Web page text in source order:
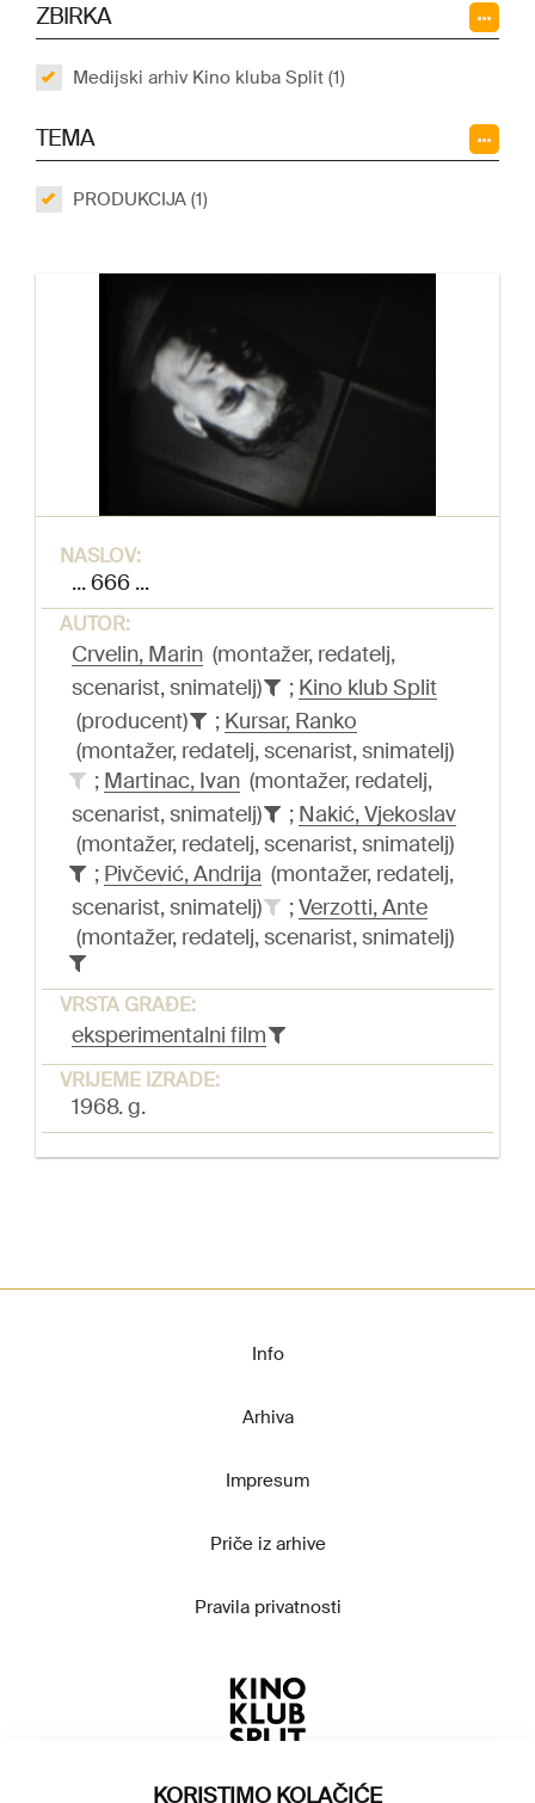
ZBIRKA
Medijski arhiv Kino kluba Split (1)
TEMA
PRODUKCIJA (1)
NASLOV:
... 666 ...
AUTOR:
Crvelin, Marin (montažer, redatelj,
scenarist, snimatelj)
; Kino klub Split
(producent)
; Kursar, Ranko
(montažer, redatelj, scenarist, snimatelj)
; Martinac, Ivan (montažer, redatelj,
scenarist, snimatelj)
; Nakić, Vjekoslav
(montažer, redatelj, scenarist, snimatelj)
; Pivčević, Andrija (montažer, redatelj,
scenarist, snimatelj)
;Verzotti, Ante
(montažer, redatelj, scenarist, snimatelj)
VRSTA GRAĐE:
eksperimentalni film
VRIJEME IZRADE:
1968. g.
Info
Arhiva
Impresum
Priče iz arhive
Pravila privatnosti
KORISTIMO KOLAČIĆE